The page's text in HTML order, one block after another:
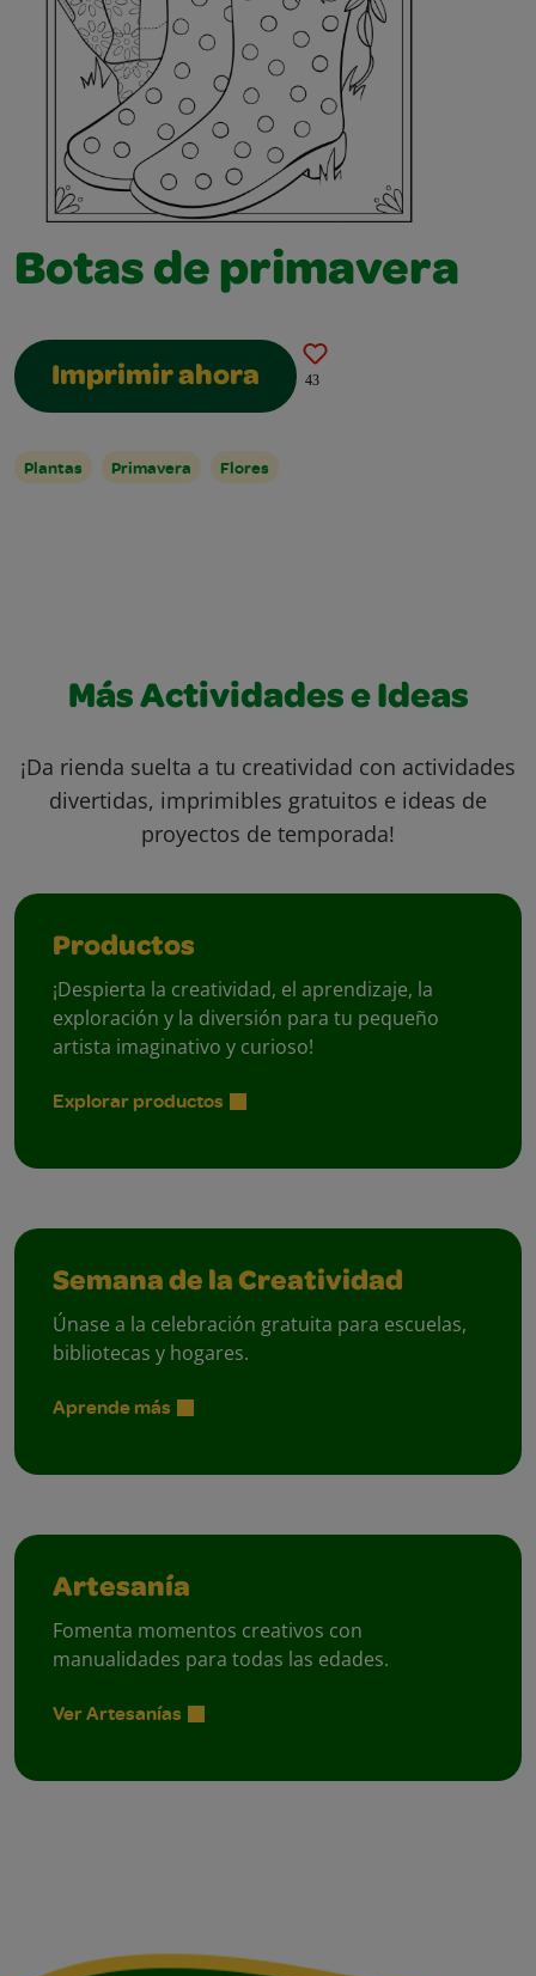
Botas de primavera
Imprimir ahora 43
Plantas Primavera Flores
Más Actividades e Ideas
¡Da rienda suelta a tu creatividad con actividades
divertidas, imprimibles gratuitos e ideas de
proyectos de temporada!
Productos
¡Despierta la creatividad, el aprendizaje, la
exploración y la diversión para tu pequeño
artista imaginativo y curioso!
Explorar productos
Semana de la Creatividad
Únase a la celebración gratuita para escuelas,
bibliotecas y hogares.
Aprende más
Artesanía
Fomenta momentos creativos con
manualidades para todas las edades.
Ver Artesanías